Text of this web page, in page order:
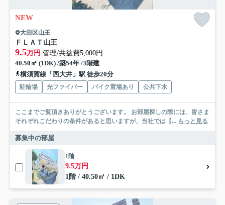
NEW
大田区山王
ＦＬＡＴ山王
9.5万円 管理/共益費5,000円
40.50㎡ (1DK) /築54年 /3階建
横須賀線「西大井」駅 徒歩20分
駐輪場 光ファイバー バイク置場あり 公共下水
ここまでご覧頂きありがとうございます。 お部屋探しの際には、皆さま
それぞれこだわりの条件があると思いますが、当社では【... もっと見る
募集中の部屋
1階
9.5万円
1階 / 40.50㎡ / 1DK